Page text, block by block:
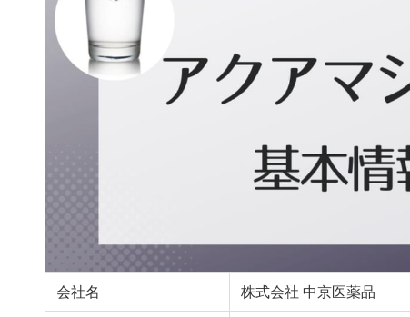
会社名 株式会社 中京医薬品